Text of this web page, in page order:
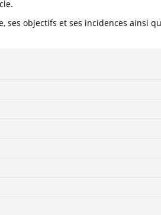
Stefan
objectifs et ses incidences ainsi